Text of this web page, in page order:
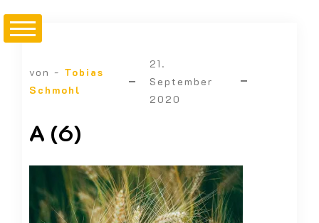
von - Tobias
Schmohl
21.
September
2020
A (6)